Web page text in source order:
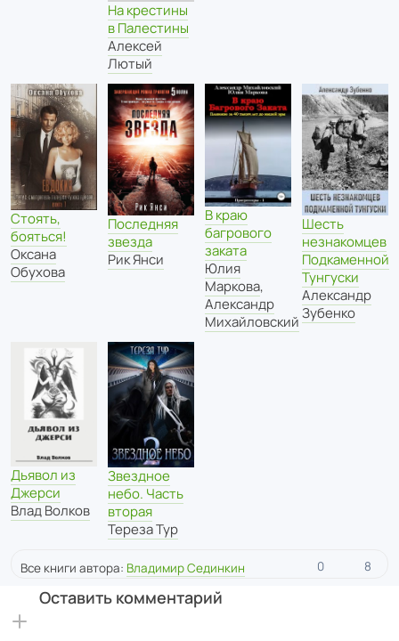
На крестины
в Палестины
Алексей
Лютый
Стоять,
бояться!
Оксана
Обухова
Последняя
звезда
Рик Янси
В краю
багрового
заката
Юлия
Маркова,
Александр
Михайловский
Шесть
незнакомцев
Подкаменной
Тунгуски
Александр
Зубенко
Дьявол из
Джерси
Влад Волков
Звездное
небо. Часть
вторая
Тереза Тур
Все книги автора: Владимир Сединкин 0 8
Оставить комментарий